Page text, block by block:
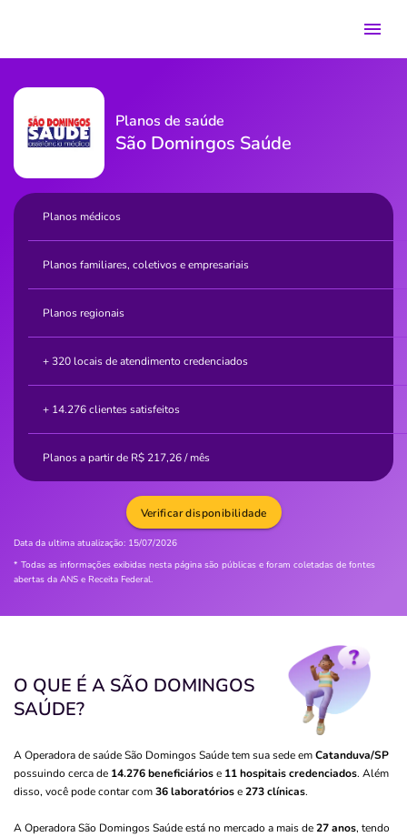
Planos de saúde
São Domingos Saúde
Planos médicos
Planos familiares, coletivos e empresariais
Planos regionais
+ 320 locais de atendimento credenciados
+ 14.276 clientes satisfeitos
Planos a partir de R$ 217,26/ mês
Data da ultima atualização: 15/07/2026
* Todas as informações exibidas nesta página são públicas e foram coletadas de fontes
abertas da ANS e Receita Federal.
Verificar disponibilidade
O QUE É A SÃO DOMINGOS
SAÚDE?
A Operadora de saúde São Domingos Saúde tem sua sede emCatanduva/SP
possuindo cerca de 14.276 beneficiáriose 11 hospitais credenciados. Além
disso, você pode contar com36 laboratóriose273 clínicas.
A Operadora São Domingos Saúde está no mercado a mais de27 anos, tendo